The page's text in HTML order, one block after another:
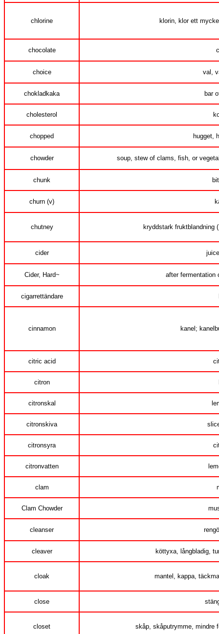
chlorine klorin, klor ett
chocolate
choice val,
chokladkaka bar
cholesterol
chopped hugget,
chowder soup, stew of clams, fish, or
chunk
churn (v)
chutney kryddstark fruktblandning
cider
Cider, Hard~ after fermentation
cigarrettändare
cinnamon kanel;
citric acid
citron
citronskal
citronskiva
citronsyra
citronvatten
clam
Clam Chowder
cleanser
cleaver köttyxa, långbladig,
cloak mantel, kappa,
close
closet skåp, skåputrymme, mindre